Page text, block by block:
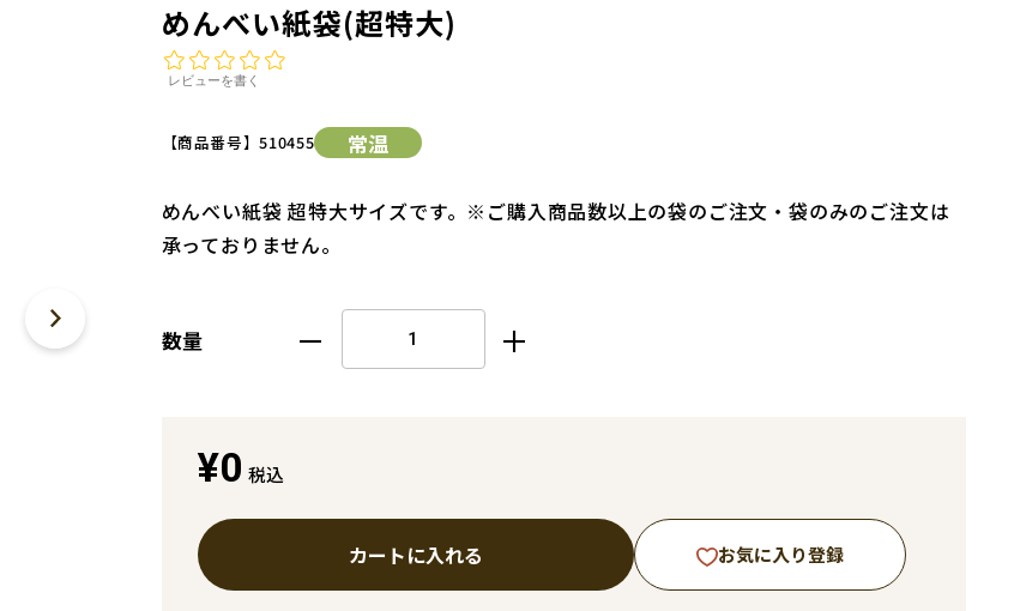
めんべい紙袋(超特大)
レビューを書く
【商品番号】510455 常温
めんべい紙袋 超特大サイズです。※ご購入商品数以上の袋のご注文・袋のみのご注文は
承っておりません。
数量
¥0 税込
カートに入れる お気に入り登録